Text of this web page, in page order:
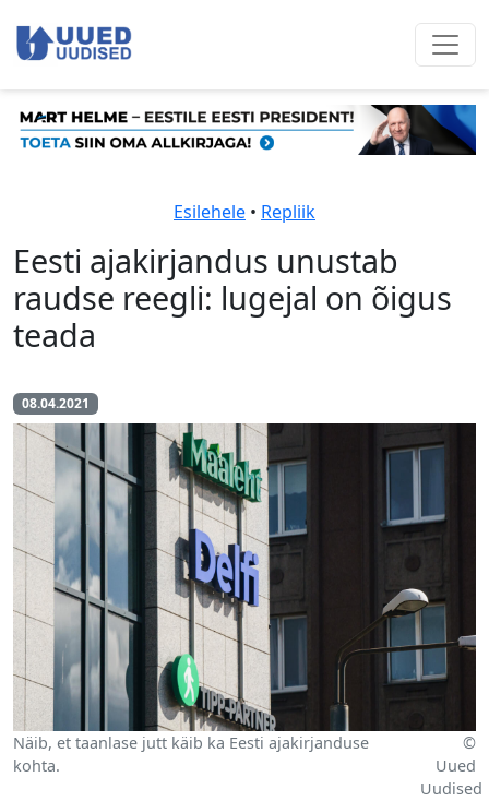
Esilehele • Repliik
Eesti ajakirjandus unustab
raudse reegli: lugejal on õigus
teada
08.04.2021
Näib, et taanlase jutt käib ka Eesti ajakirjanduse
kohta.
©
Uued
Uudised